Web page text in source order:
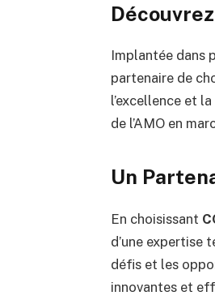
Implantée dans
partenaire de
l’excellence et
de l’AMO en
Un
En choisissant
d’une expertise
défis et les
innovantes et